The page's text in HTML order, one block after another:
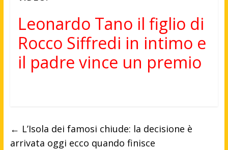
Leonardo Tano il figlio di
Rocco Siffredi in intimo e
il padre vince un premio
← L’Isola dei famosi chiude: la decisione è
arrivata oggi ecco quando finisce